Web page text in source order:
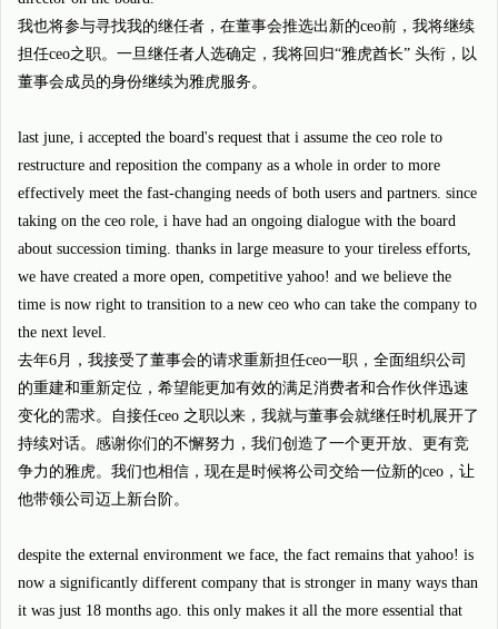
我也将参与寻找我的继任者，在董事会推选出新的ceo前，我将继续
担任ceo之职。一旦继任者人选确定，我将回归“雅虎酋长” 头衔，以
董事会成员的身份继续为雅虎服务。
last june, i accepted the board's request that i assume the ceo role to
restructure and reposition the company as a whole in order to more
effectively meet the fast-changing needs of both users and partners. since
taking on the ceo role, i have had an ongoing dialogue with the board
about succession timing. thanks in large measure to your tireless efforts,
we have created a more open, competitive yahoo! and we believe the
time is now right to transition to a new ceo who can take the company to
the next level.
去年6月，我接受了董事会的请求重新担任ceo一职，全面组织公司
的重建和重新定位，希望能更加有效的满足消费者和合作伙伴迅速
变化的需求。自接任ceo 之职以来，我就与董事会就继任时机展开了
持续对话。感谢你们的不懈努力，我们创造了一个更开放、更有竞
争力的雅虎。我们也相信，现在是时候将公司交给一位新的ceo，让
他带领公司迈上新台阶。
despite the external environment we face, the fact remains that yahoo! is
now a significantly different company that is stronger in many ways than
it was just 18 months ago. this only makes it all the more essential that